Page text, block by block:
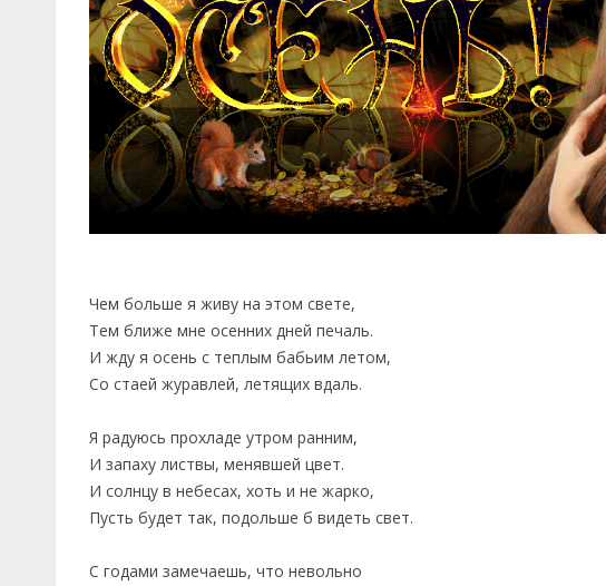
Чем больше я живу на этом свете,
Тем ближе мне осенних дней печаль.
И жду я осень с теплым бабьим летом,
Со стаей журавлей, летящих вдаль.
Я радуюсь прохладе утром ранним,
И запаху листвы, менявшей цвет.
И солнцу в небесах, хоть и не жарко,
Пусть будет так, подольше б видеть свет.
С годами замечаешь, что невольно